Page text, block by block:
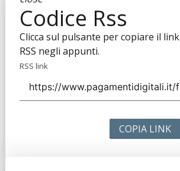
Codice Rss
Clicca sul pulsante per copiare il link
RSS negli appunti.
RSS link
COPIA LINK